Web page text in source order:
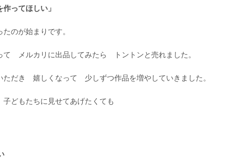
作ってほしい」
のが始まりです。
て メルカリに出品してみたら トントンと売れました。
ただき 嬉しくなって 少しずつ作品を増やしていきました。
どもたちに見せてあげたくても